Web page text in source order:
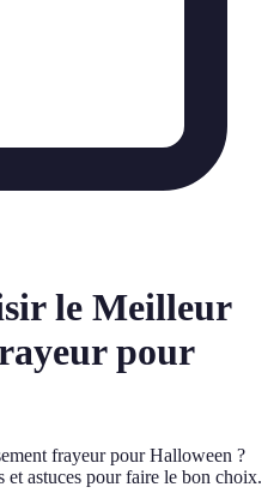
le Meilleur
pour
frayeur pour Halloween ?
et astuces pour faire le bon choix.